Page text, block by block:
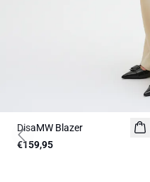
DisaMW Blazer
€159,95
Previous slide